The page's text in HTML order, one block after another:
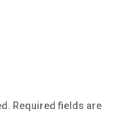
Required fields are